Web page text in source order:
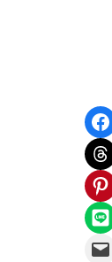
Share on Facebook
Share on Threads
Share on Pinterest
Share on LINE
Email this Page